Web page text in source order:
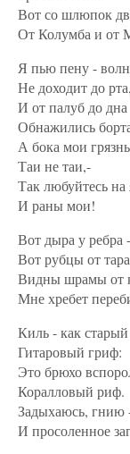
Вот со шлюпок
От Колумба и от
Я пью пену -
Не доходит до рта,
И от палуб до дна
Обнажились
А бока мои
Таи не таи,-
Так любуйтесь на
И раны мои!
Вот дыра у ребра
Вот рубцы от
Видны шрамы от
Мне хребет
Киль - как
Гитаровый гриф:
Это брюхо
Коралловый риф.
Задыхаюсь, гнию
И просоленное